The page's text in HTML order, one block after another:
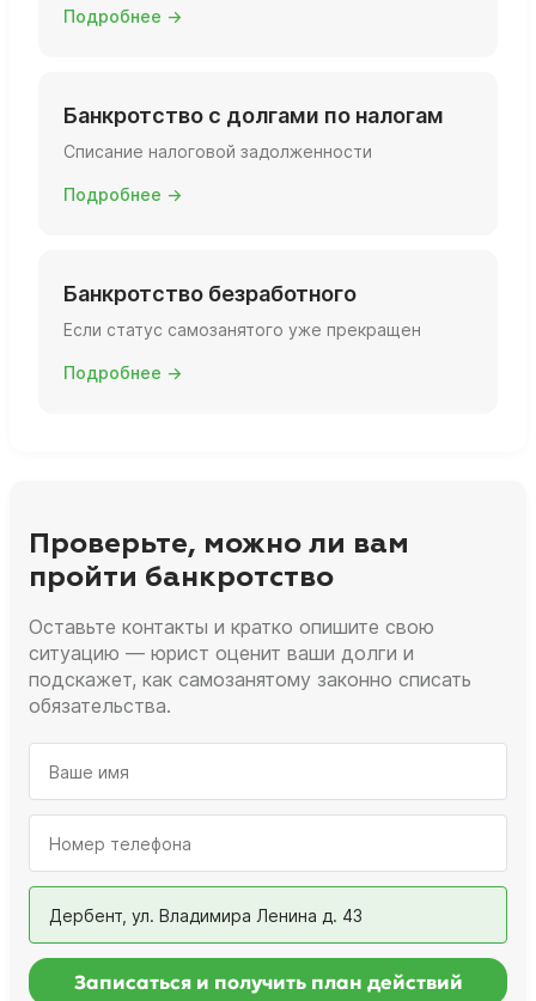
Подробнее →
Банкротство с долгами по налогам
Списание налоговой задолженности
Подробнее →
Банкротство безработного
Если статус самозанятого уже прекращен
Подробнее →
Проверьте, можно ли вам
пройти банкротство
Оставьте контакты и кратко опишите свою
ситуацию — юрист оценит ваши долги и
подскажет, как самозанятому законно списать
обязательства.
Дербент, ул. Владимира Ленина д. 43
Записаться и получить план действий